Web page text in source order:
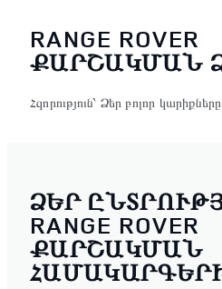
RANGE ROVER
ՔԱՐՇԱԿՄԱՆ
Հզորություն՝ Ձեր բոլոր
ՁԵՐ
RANGE ROVER
ՔԱՐՇԱԿՄԱՆ